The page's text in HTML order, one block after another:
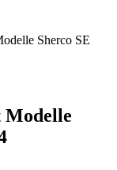
Sherco SE
Modelle